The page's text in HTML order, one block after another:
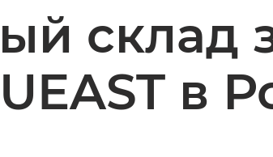
склад
в